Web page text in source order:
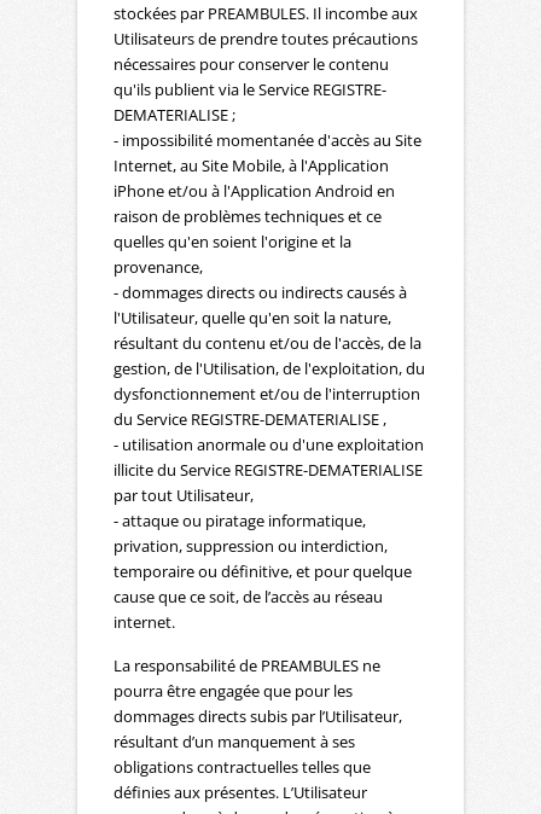
stockées par PREAMBULES. Il incombe aux
Utilisateurs de prendre toutes précautions
nécessaires pour conserver le contenu
qu'ils publient via le Service REGISTRE-
DEMATERIALISE ;
- impossibilité momentanée d'accès au Site
Internet, au Site Mobile, à l'Application
iPhone et/ou à l'Application Android en
raison de problèmes techniques et ce
quelles qu'en soient l'origine et la
provenance,
- dommages directs ou indirects causés à
l'Utilisateur, quelle qu'en soit la nature,
résultant du contenu et/ou de l'accès, de la
gestion, de l'Utilisation, de l'exploitation, du
dysfonctionnement et/ou de l'interruption
du Service REGISTRE-DEMATERIALISE ,
- utilisation anormale ou d'une exploitation
illicite du Service REGISTRE-DEMATERIALISE
par tout Utilisateur,
- attaque ou piratage informatique,
privation, suppression ou interdiction,
temporaire ou définitive, et pour quelque
cause que ce soit, de l’accès au réseau
internet.
La responsabilité de PREAMBULES ne
pourra être engagée que pour les
dommages directs subis par l’Utilisateur,
résultant d’un manquement à ses
obligations contractuelles telles que
définies aux présentes. L’Utilisateur